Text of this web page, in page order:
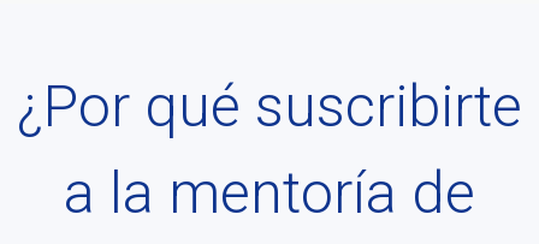
¿Por qué suscribirte
a la mentoría de